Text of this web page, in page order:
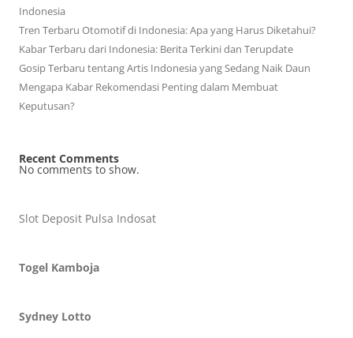
Indonesia
Tren Terbaru Otomotif di Indonesia: Apa yang Harus Diketahui?
Kabar Terbaru dari Indonesia: Berita Terkini dan Terupdate
Gosip Terbaru tentang Artis Indonesia yang Sedang Naik Daun
Mengapa Kabar Rekomendasi Penting dalam Membuat
Keputusan?
Recent Comments
No comments to show.
Slot Deposit Pulsa Indosat
Togel Kamboja
Sydney Lotto